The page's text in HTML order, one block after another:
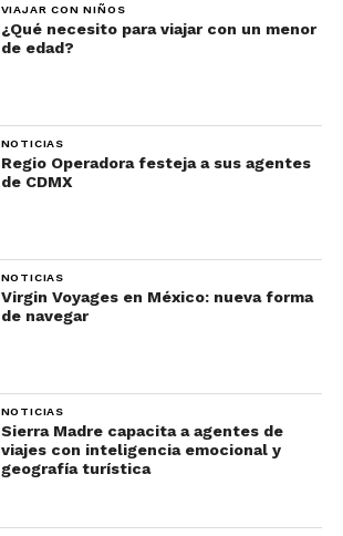
VIAJAR CON NIÑOS
¿Qué necesito para viajar con un menor
de edad?
NOTICIAS
Regio Operadora festeja a sus agentes
de CDMX
NOTICIAS
Virgin Voyages en México: nueva forma
de navegar
NOTICIAS
Sierra Madre capacita a agentes de
viajes con inteligencia emocional y
geografía turística